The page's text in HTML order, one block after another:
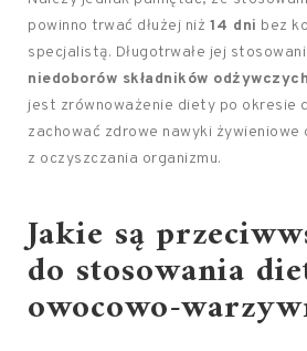
powinno trwać dłużej niż 14 dni bez
specjalistą. Długotrwałe jej
niedoborów składników odżywczych
jest zrównoważenie diety po okresie
zachować zdrowe nawyki żywieniowe
z oczyszczania organizmu.
Jakie są
do stosowania
owocowo-